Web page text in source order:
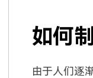
如何
由于人们逐